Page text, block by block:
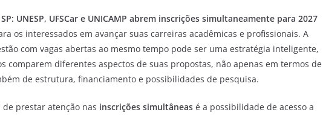
UNESP, UFSCar e UNICAMP abrem inscrições simultaneamente para 2027
os interessados em avançar suas carreiras acadêmicas e profissionais. A
com vagas abertas ao mesmo tempo pode ser uma estratégia inteligente,
comparem diferentes aspectos de suas propostas, não apenas em termos de
de estrutura, financiamento e possibilidades de pesquisa.
prestar atenção nas inscrições simultâneas é a possibilidade de acesso a